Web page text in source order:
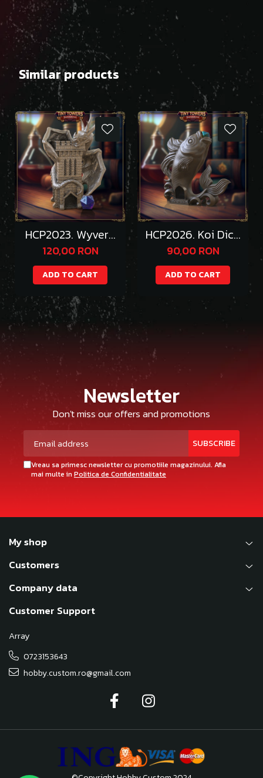
Similar products
HCP2023. Wyvern
Dice Tower
120,00 RON
ADD TO CART
HCP2026. Koi Dice
Tower
90,00 RON
ADD TO CART
Newsletter
Don't miss our offers and promotions
Vreau sa primesc newsletter cu promotiile magazinului. Afla
mai multe in Politica de Confidentialitate
My shop
Customers
Company data
Customer Support
Array
0723153643
hobby.custom.ro@gmail.com